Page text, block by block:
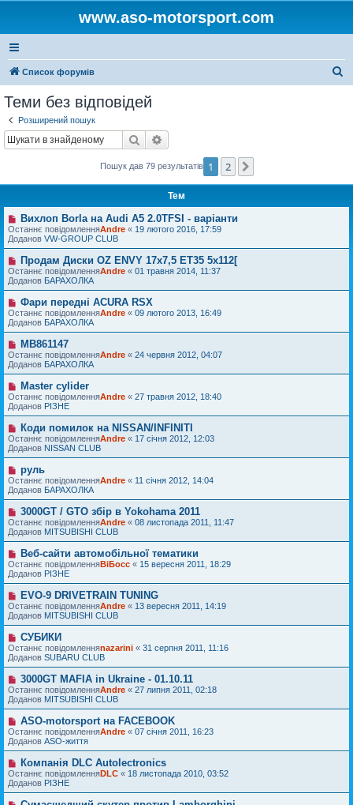
www.aso-motorsport.com
Список форумів
Теми без відповідей
Розширений пошук
Пошук
Пошук дав 79 результатів 1 2
Тем
Н
о
в
е
п
о
в
і
д
о
м
л
е
н
н
я
Вихлоп Borla на Audi A5 2.0TFSI - варіанти
Останнє повідомленняAndre « 19 лютого 2016, 17:59
Доданов VW-GROUP CLUB
Н
о
в
е
п
о
в
і
д
м
л
е
н
н
я
Продам Диски OZ ENVY 17x7,5 ET35 5x112[
Останнє повідомленняAndre « 01 травня 2014, 11:37
Доданов БАРАХОЛКА
Н
о
в
е
п
о
в
і
д
м
л
е
н
н
я
Фари передні ACURA RSX
Останнє повідомленняAndre « 09 лютого 2013, 16:49
Доданов БАРАХОЛКА
Н
о
в
е
п
о
в
і
д
м
л
е
н
н
я
MB861147
Останнє повідомленняAndre « 24 червня 2012, 04:07
Доданов БАРАХОЛКА
Н
о
в
е
п
о
в
і
д
о
м
л
е
н
н
я
Master cylider
Останнє повідомленняAndre « 27 травня 2012, 18:40
Доданов РІЗНЕ
Н
о
в
е
о
в
і
д
о
м
л
е
н
н
я
Коди помилок на NISSAN/INFINITI
Останнє повідомленняAndre « 17 січня 2012, 12:03
Доданов NISSAN CLUB
Н
о
в
е
п
о
в
і
д
м
л
е
н
н
я
руль
Останнє повідомленняAndre « 11 січня 2012, 14:04
Доданов БАРАХОЛКА
Н
о
в
е
п
о
в
і
д
м
л
е
н
я
3000GT / GTO збір в Yokohama 2011
Останнє повідомленняAndre « 08 листопада 2011, 11:47
Доданов MITSUBISHI CLUB
Н
о
в
е
п
о
в
і
д
о
м
л
е
н
н
я
Веб-сайти автомобільної тематики
Останнє повідомленняВіБосс « 15 вересня 2011, 18:29
Доданов РІЗНЕ
Н
о
в
е
п
о
в
і
д
о
м
л
е
н
я
EVO-9 DRIVETRAIN TUNING
Останнє повідомленняAndre « 13 вересня 2011, 14:19
Доданов MITSUBISHI CLUB
Н
о
в
е
п
о
в
і
д
о
м
л
е
н
н
я
СУБИКИ
Останнє повідомленняnazarini « 31 серпня 2011, 11:16
Доданов SUBARU CLUB
Н
о
в
е
о
в
і
д
м
л
е
н
3000GT MAFIA in Ukraine - 01.10.11
Останнє повідомленняAndre « 27 липня 2011, 02:18
Доданов MITSUBISHI CLUB
Н
о
в
е
п
о
в
і
д
ASO-motorsport на FACEBOOK
Останнє повідомленняAndre « 07 січня 2011, 16:23
Доданов ASO-життя
Н
о
в
е
п
Компанія DLC Autolectronics
Останнє повідомленняDLC « 18 листопада 2010, 03:52
Доданов РІЗНЕ